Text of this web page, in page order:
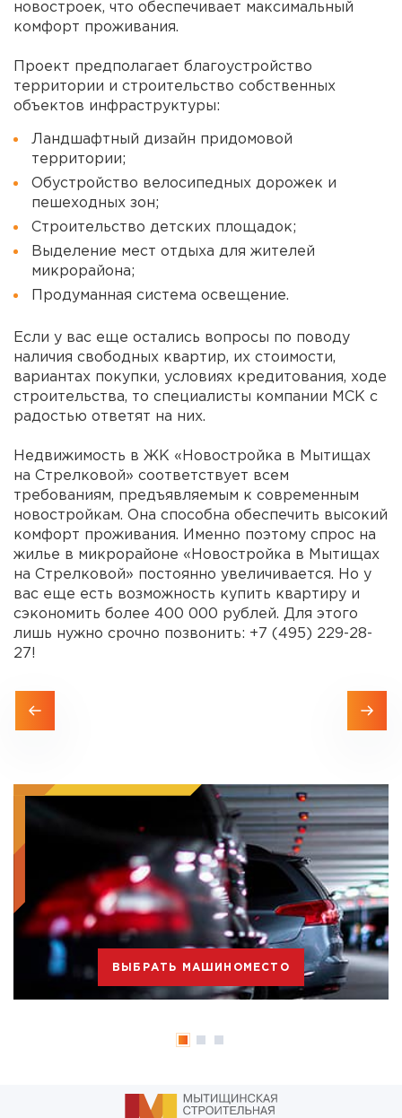
новостроек, что обеспечивает максимальный
комфорт проживания.
Проект предполагает благоустройство
территории и строительство собственных
объектов инфраструктуры:
Ландшафтный дизайн придомовой
территории;
Обустройство велосипедных дорожек и
пешеходных зон;
Строительство детских площадок;
Выделение мест отдыха для жителей
микрорайона;
Продуманная система освещение.
Если у вас еще остались вопросы по поводу
наличия свободных квартир, их стоимости,
вариантах покупки, условиях кредитования, ходе
строительства, то специалисты компании МСК с
радостью ответят на них.
Недвижимость в ЖК «Новостройка в Мытищах
на Стрелковой» соответствует всем
требованиям, предъявляемым к современным
новостройкам. Она способна обеспечить высокий
комфорт проживания. Именно поэтому спрос на
жилье в микрорайоне «Новостройка в Мытищах
на Стрелковой» постоянно увеличивается. Но у
вас еще есть возможность купить квартиру и
сэкономить более 400 000 рублей. Для этого
лишь нужно срочно позвонить: +7 (495) 229-28-
27!
ВЫБРАТЬ МАШИНОМЕСТО